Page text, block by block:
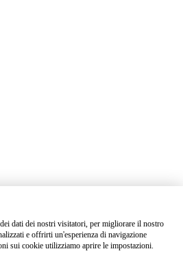
dati dei nostri visitatori, per migliorare il nostro
e offrirti un'esperienza di navigazione
sui cookie utilizziamo aprire le impostazioni.